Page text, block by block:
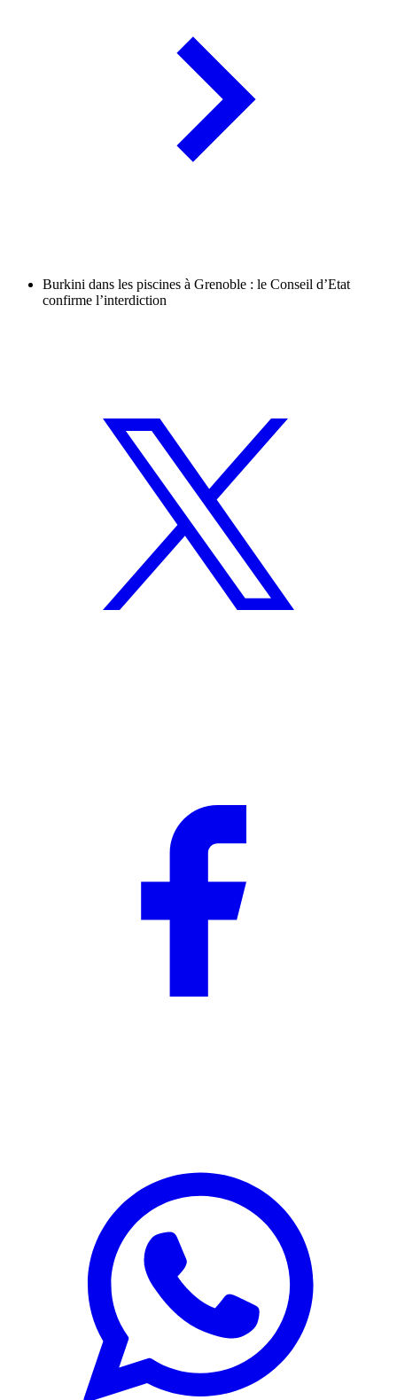
Burkini dans les piscines à Grenoble : le Conseil d’Etat
confirme l’interdiction